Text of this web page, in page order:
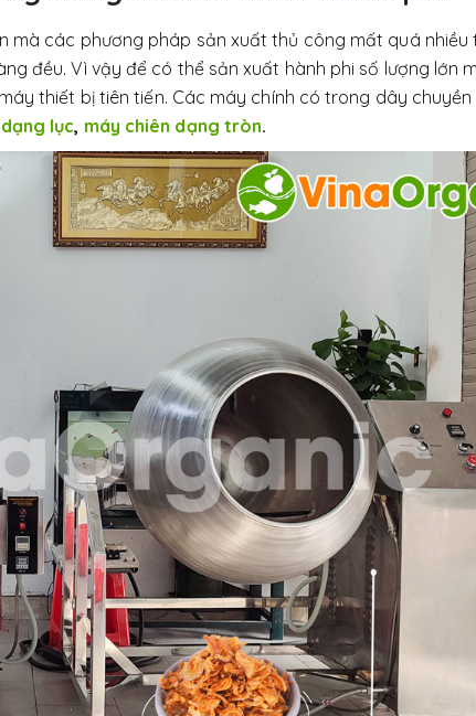
mà các phương pháp sản xuất thủ công mất quá nhiều
đều. Vì vậy để có thể sản xuất hành phi số lượng lớn
thiết bị tiên tiến. Các máy chính có trong dây
lục, máy chiên dạng tròn.